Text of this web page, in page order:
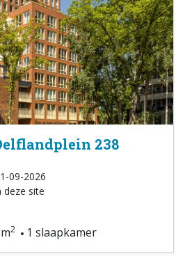
238
09-2026
deze site
2 1 slaapkamer